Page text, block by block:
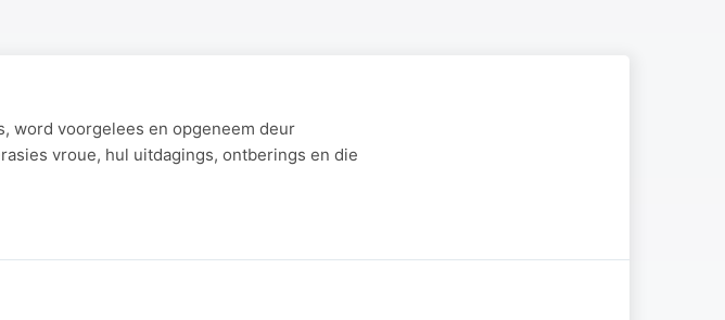
word voorgelees en opgeneem deur
vroue, hul uitdagings, ontberings en die